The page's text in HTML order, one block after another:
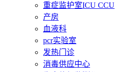
重症监护室ICU CCU
产房
血液科
pcr实验室
发热门诊
消毒供应中心